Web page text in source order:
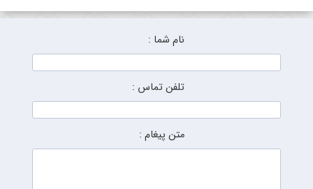
نام شما :
تلفن تماس :
متن پیغام :